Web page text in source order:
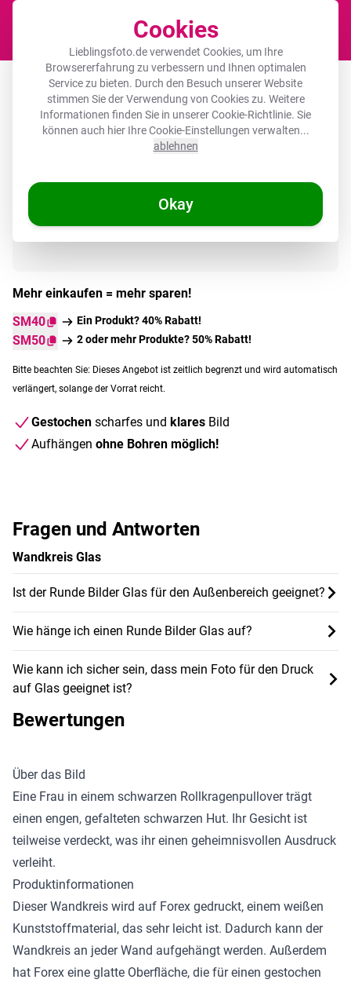
Cookies
Lieblingsfoto.de verwendet Cookies, um Ihre
Browsererfahrung zu verbessern und Ihnen optimalen
Service zu bieten. Durch den Besuch unserer Website
stimmen Sie der Verwendung von Cookies zu. Weitere
Informationen finden Sie in unsererCookie-Richtlinie. Sie
können auch hier Ihre Cookie-Einstellungen verwalten...
ablehnen
Okay
Runde Bilder Glas - Frau - Grün - Hut
Mehr einkaufen = mehr sparen!
SM40
Ein Produkt? 40% Rabatt!
SM50 2 oder mehr Produkte? 50% Rabatt!
Bitte beachten Sie: Dieses Angebot ist zeitlich begrenzt und wird automatisch
verlängert, solange der Vorrat reicht.
Gestochen scharfes und klares Bild
Aufhängen ohne Bohren möglich!
Fragen und Antworten
Wandkreis Glas
Ist der Runde Bilder Glas für den Außenbereich geeignet?
Wie hänge ich einen Runde Bilder Glas auf?
Wie kann ich sicher sein, dass mein Foto für den Druck
auf Glas geeignet ist?
Bewertungen
Über das Bild
Eine Frau in einem schwarzen Rollkragenpullover trägt
einen engen, gefalteten schwarzen Hut. Ihr Gesicht ist
teilweise verdeckt, was ihr einen geheimnisvollen Ausdruck
verleiht.
Produktinformationen
Dieser Wandkreis wird auf Forex gedruckt, einem weißen
Kunststoffmaterial, das sehr leicht ist. Dadurch kann der
Wandkreis an jeder Wand aufgehängt werden. Außerdem
hat Forex eine glatte Oberfläche, die für einen gestochen